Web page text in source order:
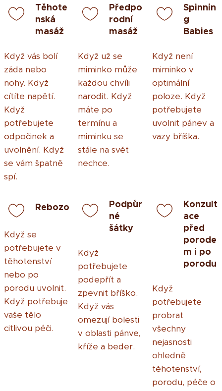
Těhote
nská
masáž
Když vás bolí
záda nebo
nohy. Když
cítíte napětí.
Když
potřebujete
odpočinek a
uvolnění. Když
se vám špatně
spí.
Předpo
rodní
masáž
Když už se
miminko může
každou chvíli
narodit. Když
máte po
termínu a
miminku se
stále na svět
nechce.
Spinnin
g
Babies
Když není
miminko v
optimální
poloze. Když
potřebujete
uvolnit pánev a
vazy bříška.
Rebozo
Když se
potřebujete v
těhotenství
nebo po
porodu uvolnit.
Když potřebuje
vaše tělo
citlivou péči.
Podpůr
né
šátky
Když
potřebujete
podepřít a
zpevnit bříško.
Když vás
omezují bolesti
v oblasti pánve,
kříže a beder.
Konzult
ace
před
porode
m i po
porodu
Když
potřebujete
probrat
všechny
nejasnosti
ohledně
těhotenství,
porodu, péče o